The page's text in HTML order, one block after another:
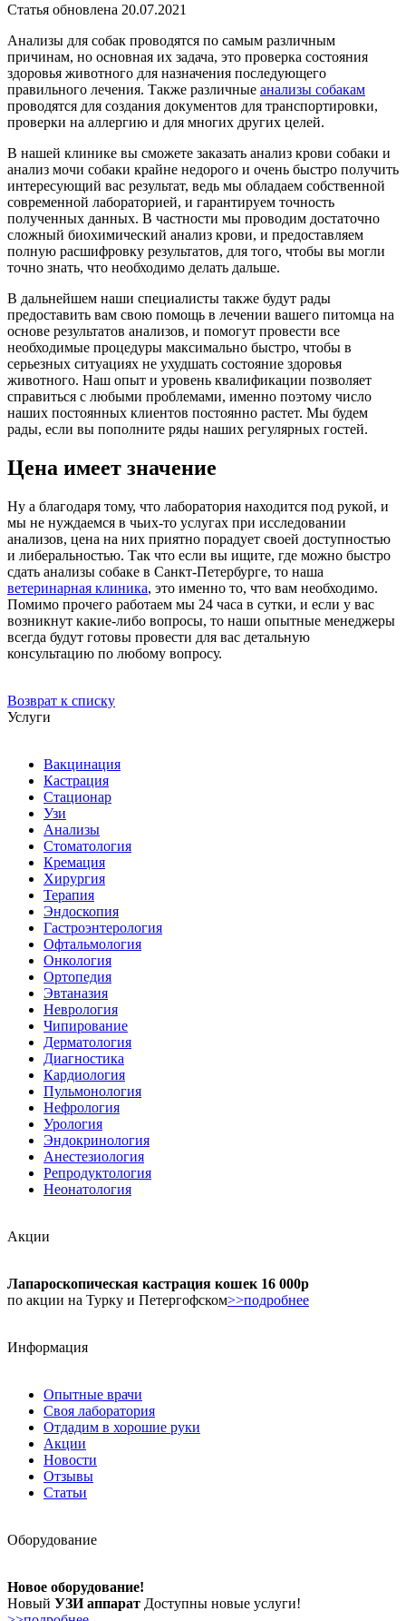
Статья обновлена 20.07.2021
Анализы для собак проводятся по самым различным
причинам, но основная их задача, это проверка состояния
здоровья животного для назначения последующего
правильного лечения. Также различные анализы собакам
проводятся для создания документов для транспортировки,
проверки на аллергию и для многих других целей.
В нашей клинике вы сможете заказать анализ крови собаки и
анализ мочи собаки крайне недорого и очень быстро получить
интересующий вас результат, ведь мы обладаем собственной
современной лабораторией, и гарантируем точность
полученных данных. В частности мы проводим достаточно
сложный биохимический анализ крови, и предоставляем
полную расшифровку результатов, для того, чтобы вы могли
точно знать, что необходимо делать дальше.
В дальнейшем наши специалисты также будут рады
предоставить вам свою помощь в лечении вашего питомца на
основе результатов анализов, и помогут провести все
необходимые процедуры максимально быстро, чтобы в
серьезных ситуациях не ухудшать состояние здоровья
животного. Наш опыт и уровень квалификации позволяет
справиться с любыми проблемами, именно поэтому число
наших постоянных клиентов постоянно растет. Мы будем
рады, если вы пополните ряды наших регулярных гостей.
Цена имеет значение
Ну а благодаря тому, что лаборатория находится под рукой, и
мы не нуждаемся в чьих-то услугах при исследовании
анализов, цена на них приятно порадует своей доступностью
и либеральностью. Так что если вы ищите, где можно быстро
сдать анализы собаке в Санкт-Петербурге, то наша
ветеринарная клиника, это именно то, что вам необходимо.
Помимо прочего работаем мы 24 часа в сутки, и если у вас
возникнут какие-либо вопросы, то наши опытные менеджеры
всегда будут готовы провести для вас детальную
консультацию по любому вопросу.
Возврат к списку
Услуги
Вакцинация
Кастрация
Стационар
Узи
Анализы
Стоматология
Кремация
Хирургия
Терапия
Эндоскопия
Гастроэнтерология
Офтальмология
Онкология
Ортопедия
Эвтаназия
Неврология
Чипирование
Дерматология
Диагностика
Кардиология
Пульмонология
Нефрология
Урология
Эндокринология
Анестезиология
Репродуктология
Неонатология
Акции
Лапароскопическая кастрация кошек 16 000р
по акции на Турку и Петергофском>>подробнее
Информация
Опытные врачи
Своя лаборатория
Отдадим в хорошие руки
Акции
Новости
Отзывы
Статьи
Оборудование
Новое оборудование!
Новый УЗИ аппарат Доступны новые услуги!